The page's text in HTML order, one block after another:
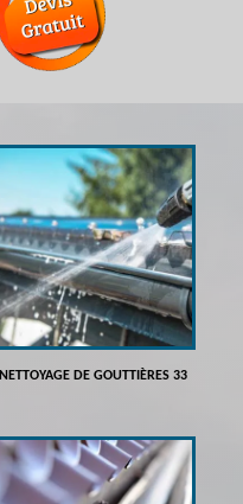
NETTOYAGE DE GOUTTIÈRES 33